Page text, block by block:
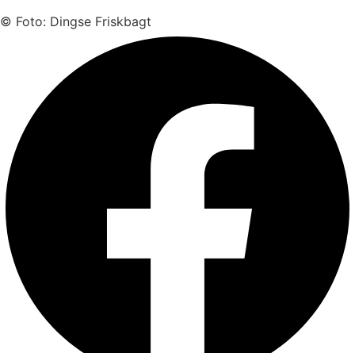
© Foto: Dingse Friskbagt